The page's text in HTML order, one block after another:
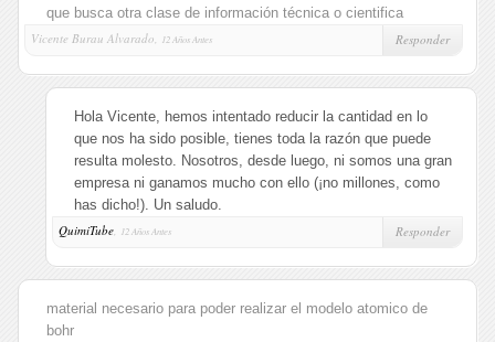
que busca otra clase de información técnica o cientifica
Vicente Burau Alvarado,
12 Años Antes Responder
Hola Vicente, hemos intentado reducir la cantidad en lo
que nos ha sido posible, tienes toda la razón que puede
resulta molesto. Nosotros, desde luego, ni somos una gran
empresa ni ganamos mucho con ello (¡no millones, como
has dicho!). Un saludo.
QuimiTube, 12 Años Antes Responder
material necesario para poder realizar el modelo atomico de
bohr